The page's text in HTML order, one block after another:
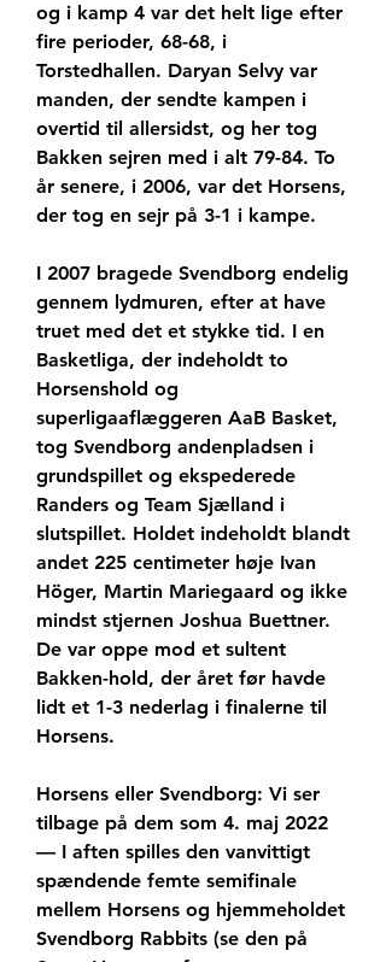
og i kamp 4 var det helt lige efter
fire perioder, 68-68, i
Torstedhallen. Daryan Selvy var
manden, der sendte kampen i
overtid til allersidst, og her tog
Bakken sejren med i alt 79-84. To
år senere, i 2006, var det Horsens,
der tog en sejr på 3-1 i kampe.
I 2007 bragede Svendborg endelig
gennem lydmuren, efter at have
truet med det et stykke tid. I en
Basketliga, der indeholdt to
Horsenshold og
superligaaflæggeren AaB Basket,
tog Svendborg andenpladsen i
grundspillet og ekspederede
Randers og Team Sjælland i
slutspillet. Holdet indeholdt blandt
andet 225 centimeter høje Ivan
Höger, Martin Mariegaard og ikke
mindst stjernen Joshua Buettner.
De var oppe mod et sultent
Bakken-hold, der året før havde
lidt et 1-3 nederlag i finalerne til
Horsens.
Horsens eller Svendborg: Vi ser
tilbage på dem som 4. maj 2022
— I aften spilles den vanvittigt
spændende femte semifinale
mellem Horsens og hjemmeholdet
Svendborg Rabbits (se den på